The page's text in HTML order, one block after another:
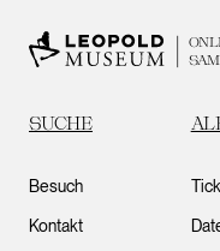
SUCHE
Besuch
Kontakt